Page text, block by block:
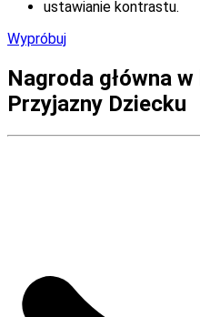
ustawianie kontrastu.
Wypróbuj
Nagroda główna
Przyjazny Dziecku